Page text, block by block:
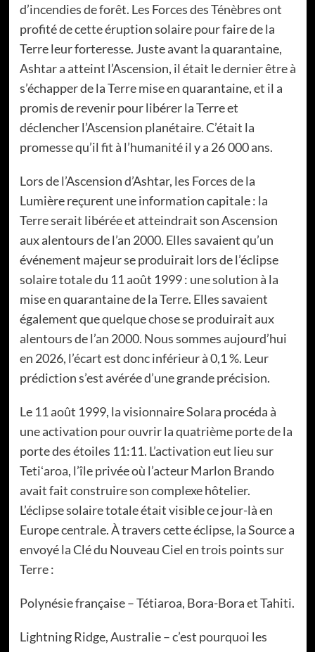
d’incendies de forêt. Les Forces des Ténèbres ont
profité de cette éruption solaire pour faire de la
Terre leur forteresse. Juste avant la quarantaine,
Ashtar a atteint l’Ascension, il était le dernier être à
s’échapper de la Terre mise en quarantaine, et il a
promis de revenir pour libérer la Terre et
déclencher l’Ascension planétaire. C’était la
promesse qu’il fit à l’humanité il y a 26 000 ans.
Lors de l’Ascension d’Ashtar, les Forces de la
Lumière reçurent une information capitale : la
Terre serait libérée et atteindrait son Ascension
aux alentours de l’an 2000. Elles savaient qu’un
événement majeur se produirait lors de l’éclipse
solaire totale du 11 août 1999 : une solution à la
mise en quarantaine de la Terre. Elles savaient
également que quelque chose se produirait aux
alentours de l’an 2000. Nous sommes aujourd’hui
en 2026, l’écart est donc inférieur à 0,1 %. Leur
prédiction s’est avérée d’une grande précision.
Le 11 août 1999, la visionnaire Solara procéda à
une activation pour ouvrir la quatrième porte de la
porte des étoiles 11:11. L’activation eut lieu sur
Tetiʻaroa, l’île privée où l’acteur Marlon Brando
avait fait construire son complexe hôtelier.
L’éclipse solaire totale était visible ce jour-là en
Europe centrale. À travers cette éclipse, la Source a
envoyé la Clé du Nouveau Ciel en trois points sur
Terre :
Polynésie française – Tétiaroa, Bora-Bora et Tahiti.
Lightning Ridge, Australie – c’est pourquoi les